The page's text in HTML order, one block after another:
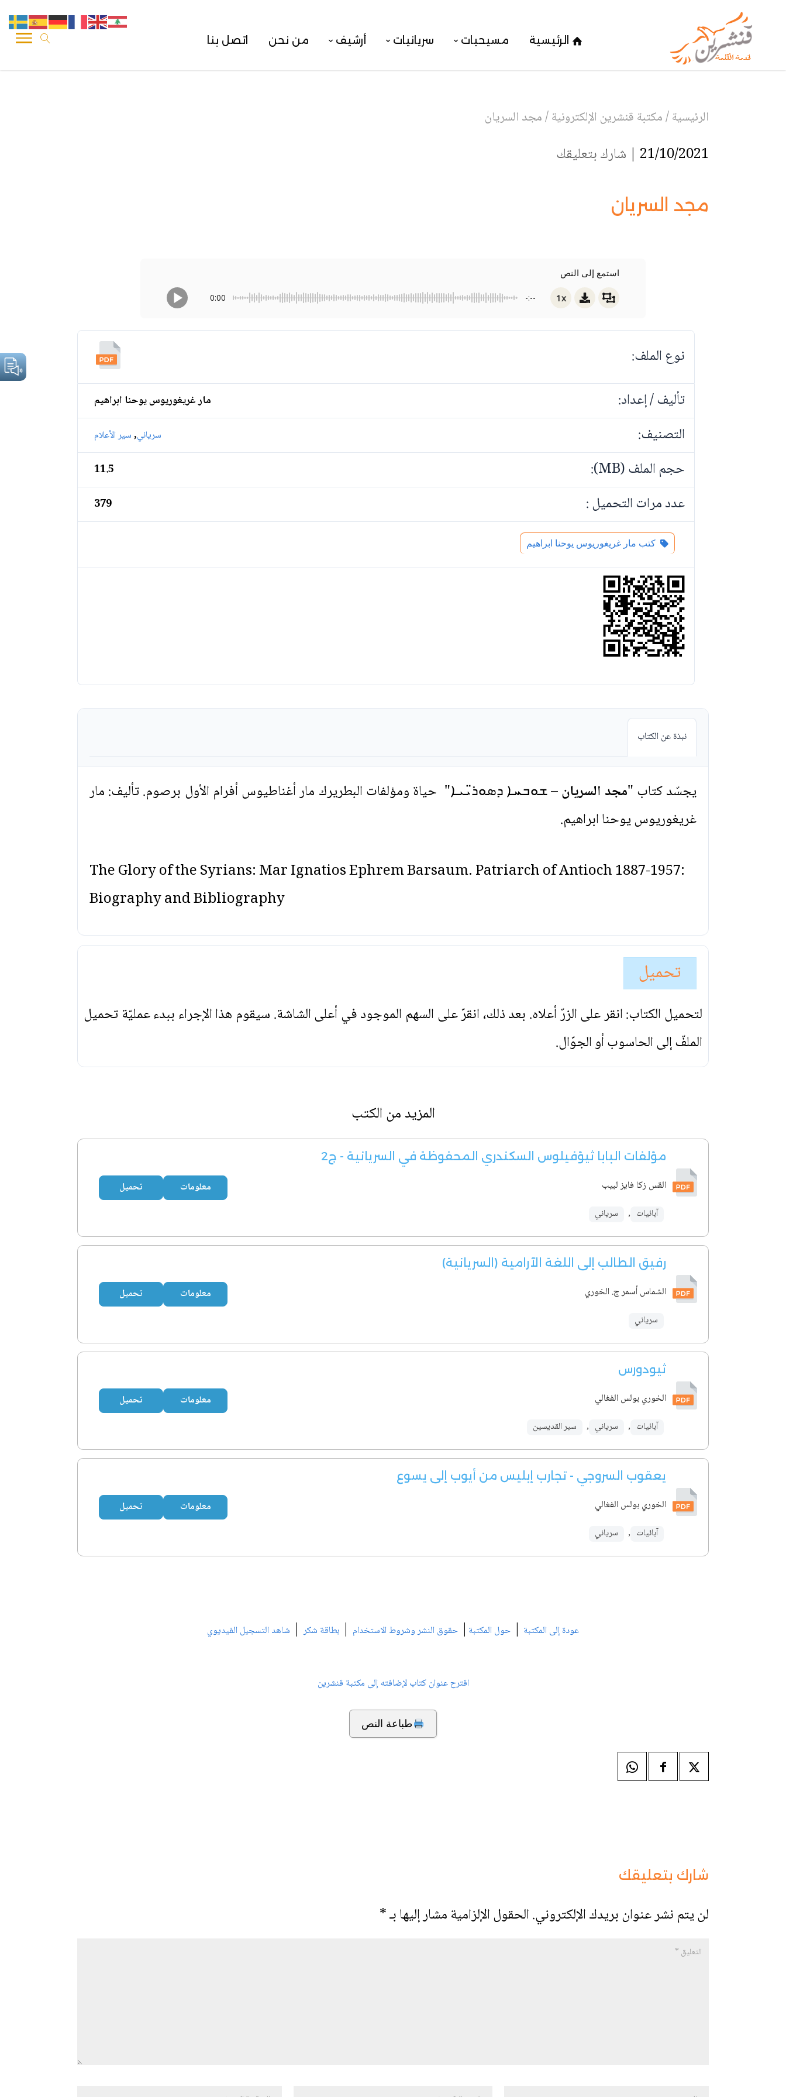
الرئيسية مسيحيات سريانيات أرشيف من نحن اتصل بنا
الرئيسية/مكتبة قنشرين الإلكترونية/مجد السريان
21/10/2021 | شارك بتعليقك
مجد السريان
استمع إلى النص
0:00 -:-- 1x
نوع الملف:
تأليف / إعداد:
مار غريغوريوس يوحنا ابراهيم
التصنيف: سرياني,سير الأعلام
حجم الملف (MB): 11.5
عدد مرات التحميل : 379
كتب مار غريغوريوس يوحنا ابراهيم
نبذة عن الكتاب
يجسّد كتاب "مجد السريان– ܫܘܒܚܐ ܕܣܘܪ̈ܝܝܐ" حياة ومؤلفات البطريرك مار أغناطيوس أفرام الأول برصوم. تأليف: مار
غريغوريوس يوحنا ابراهيم.
The Glory of the Syrians: Mar Ignatios Ephrem Barsaum. Patriarch of Antioch 1887-1957:
Biography and Bibliography
تحميل
لتحميل الكتاب: انقر على الزرّ أعلاه. بعد ذلك، انقرّ على السهم الموجود في أعلى الشاشة. سيقوم هذا الإجراء ببدء عمليّة تحميل
الملفّ إلى الحاسوب أو الجوّال.
المزيد من الكتب
مؤلفات البابا ثيؤفيلوس السكندري المحفوظة في السريانية - ج2
القس زكا فايز لبيب
آبائيات , سرياني
معلومات تحميل
رفيق الطالب إلى اللغة الآرامية (السريانية)
الشماس أسمر ج. الخوري
سرياني
معلومات تحميل
ثيودورس
الخوري بولس الفغالي
آبائيات , سرياني , سير القديسين
معلومات تحميل
يعقوب السروجي - تجارب إبليس من أيوب إلى يسوع
الخوري بولس الفغالي
آبائيات , سرياني
معلومات تحميل
عودة إلى المكتبة | حول المكتبة | حقوق النشر وشروط الاستخدام | بطاقة شكر| شاهد التسجيل الفيديوي
اقترح عنوان كتاب لإضافته إلى مكتبة قنشرين
طباعة النص
شارك بتعليقك
لن يتم نشر عنوان بريدك الإلكتروني.الحقول الإلزامية مشار إليها بـ*